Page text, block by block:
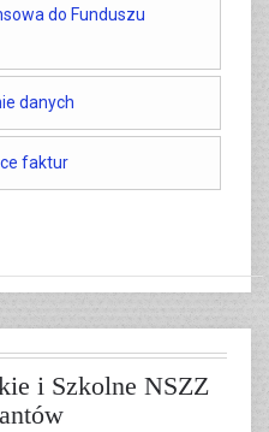
do Funduszu
danych
faktur
i Szkolne NSZZ